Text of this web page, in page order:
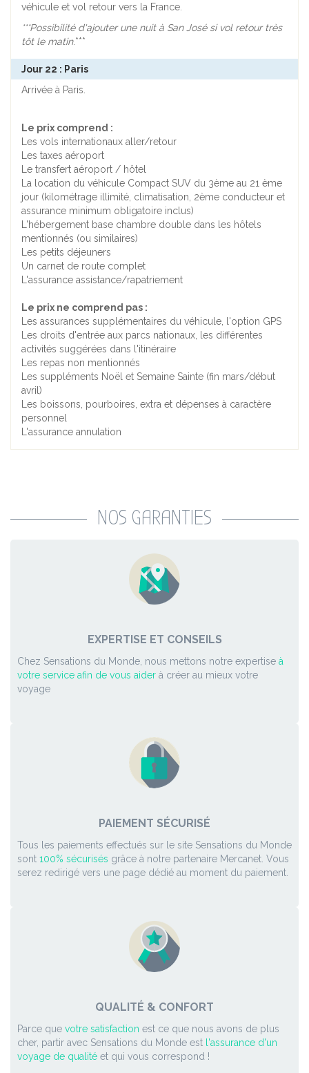
véhicule et vol retour vers la France.
***Possibilité d'ajouter une nuit à San José si vol retour très
tôt le matin.***
Jour 22 : Paris
Arrivée à Paris.
Le prix comprend :
Les vols internationaux aller/retour
Les taxes aéroport
Le transfert aéroport / hôtel
La location du véhicule Compact SUV du 3ème au 21 ème
jour (kilométrage illimité, climatisation, 2ème conducteur et
assurance minimum obligatoire inclus)
L'hébergement base chambre double dans les hôtels
mentionnés (ou similaires)
Les petits déjeuners
Un carnet de route complet
L'assurance assistance/rapatriement
Le prix ne comprend pas :
Les assurances supplémentaires du véhicule, l'option GPS
Les droits d'entrée aux parcs nationaux, les différentes
activités suggérées dans l'itinéraire
Les repas non mentionnés
Les suppléments Noël et Semaine Sainte (fin mars/début
avril)
Les boissons, pourboires, extra et dépenses à caractère
personnel
L'assurance annulation
NOS GARANTIES
EXPERTISE ET CONSEILS
Chez Sensations du Monde, nous mettons notre expertise à
votre service afin de vous aider à créer au mieux votre
voyage
PAIEMENT SÉCURISÉ
Tous les paiements effectués sur le site Sensations du Monde
sont 100% sécurisés grâce à notre partenaire Mercanet. Vous
serez redirigé vers une page dédié au moment du paiement.
QUALITÉ & CONFORT
Parce que votre satisfaction est ce que nous avons de plus
cher, partir avec Sensations du Monde est l'assurance d'un
voyage de qualité et qui vous correspond !